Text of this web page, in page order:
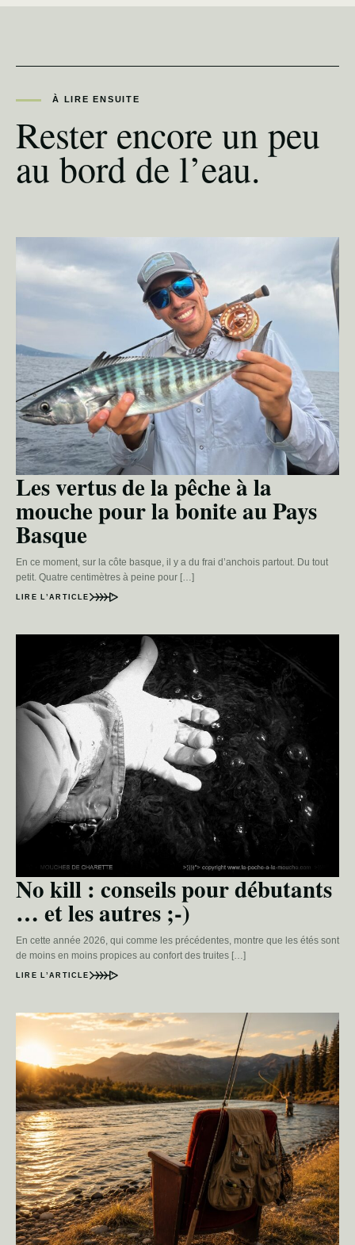
À LIRE ENSUITE
Rester encore un peu
au bord de l’eau.
Les vertus de la pêche à la
mouche pour la bonite au Pays
Basque
En ce moment, sur la côte basque, il y a du frai d’anchois partout. Du tout
petit. Quatre centimètres à peine pour […]
LIRE L’ARTICLE
No kill : conseils pour débutants
… et les autres ;-)
En cette année 2026, qui comme les précédentes, montre que les étés sont
de moins en moins propices au confort des truites […]
LIRE L’ARTICLE